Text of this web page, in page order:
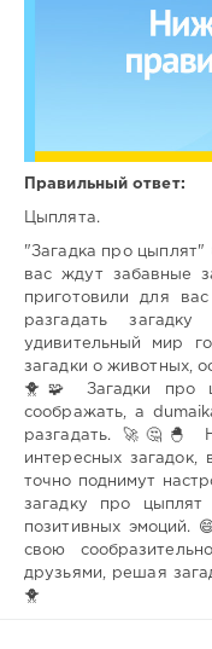
Правильный ответ:
Цыплята.
"Загадка про цыплят"
вас ждут забавные
приготовили для
разгадать
удивительный мир
загадки о животных,
🐥🧩 Загадки про
соображать, а
разгадать. 🚀🤔🐣
интересных
точно поднимут
загадку про
позитивных эмоций.
свою
друзьями, решая
🐥